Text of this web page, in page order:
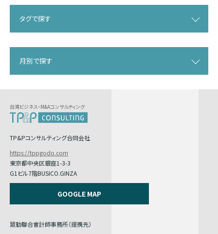
タグで探す
月別で探す
台湾ビジネス・M&Aコンサルティング
TP&Pコンサルティング合同会社
https://tppgodo.com
東京都中央区銀座1-3-3
G1ビル7階BUSICO.GINZA
GOOGLE MAP
眾勤聯合會計師事務所（提携先）